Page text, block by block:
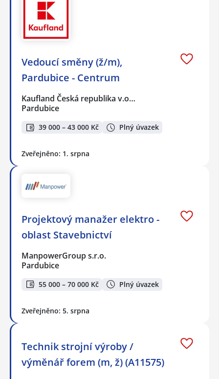
Vedoucí směny (ž/m),
Pardubice - Centrum
Kaufland Česká republika v.o…
Pardubice
39 000 – 43 000 Kč Plný úvazek
Zveřejněno: 1. srpna
Projektový manažer elektro -
oblast Stavebnictví
ManpowerGroup s.r.o.
Pardubice
55 000 – 70 000 Kč Plný úvazek
Zveřejněno: 5. srpna
Technik strojní výroby /
výměnář forem (m, ž) (A11575)